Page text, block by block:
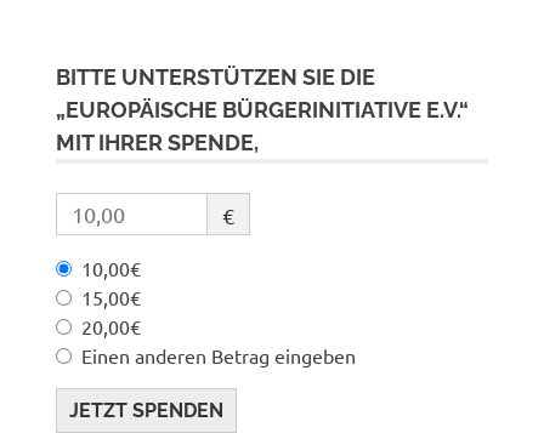
BITTE UNTERSTÜTZEN SIE DIE
„EUROPÄISCHE BÜRGERINITIATIVE E.V.“
MIT IHRER SPENDE,
€
10,00€
15,00€
20,00€
Einen anderen Betrag eingeben
JETZT SPENDEN